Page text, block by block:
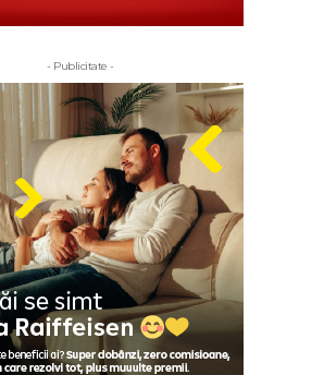
- Publicitate -